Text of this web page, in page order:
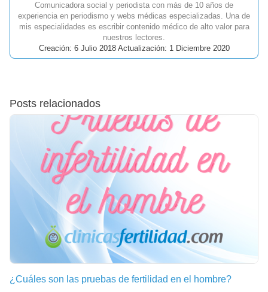
Comunicadora social y periodista con más de 10 años de
experiencia en periodismo y webs médicas especializadas. Una de
mis especialidades es escribir contenido médico de alto valor para
nuestros lectores.
Creación: 6 Julio 2018 Actualización: 1 Diciembre 2020
Posts relacionados
¿Cuáles son las pruebas de fertilidad en el hombre?